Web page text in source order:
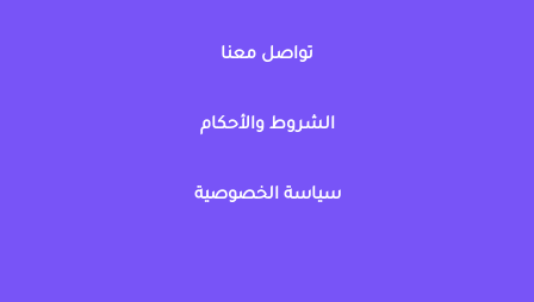
تواصل معنا
الشروط والأحكام
سياسة الخصوصية